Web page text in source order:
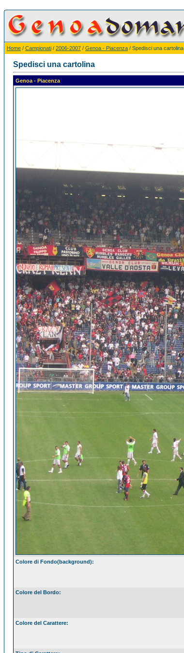
Home / Campionati / 2006-2007 / Genoa - Piacenza / Spedisci una cartolina
Spedisci una cartolina
Genoa - Piacenza
Colore di Fondo(background):
Colore del Bordo:
Colore del Carattere: